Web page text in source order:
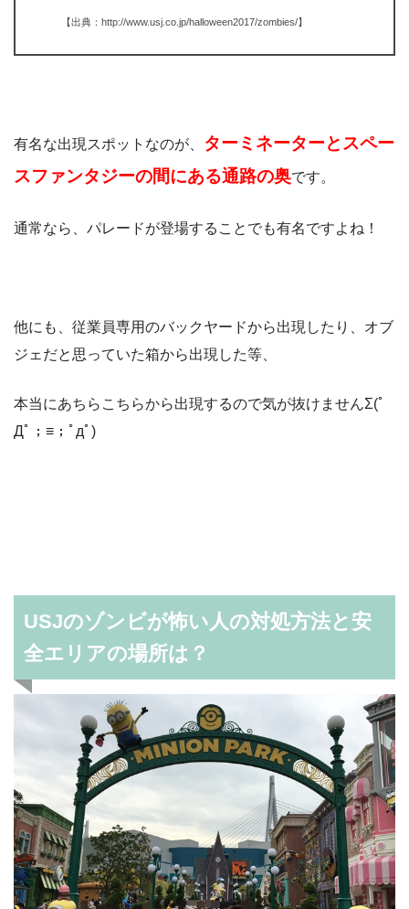
【出典：http://www.usj.co.jp/halloween2017/zombies/】
有名な出現スポットなのが、
ターミネーターとスペー
スファンタジーの間にある通路の奥です。
通常なら、パレードが登場することでも有名ですよね！
他にも、従業員専用のバックヤードから出現したり、オブ
ジェだと思っていた箱から出現した等、
本当にあちらこちらから出現するので気が抜けませんΣ(ﾟ
Дﾟ；≡；ﾟдﾟ)
USJのゾンビが怖い人の対処方法と安
全エリアの場所は？